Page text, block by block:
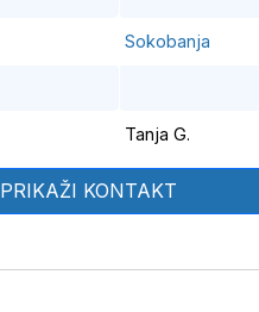
Sokobanja
Tanja G.
PRIKAŽI KONTAKT